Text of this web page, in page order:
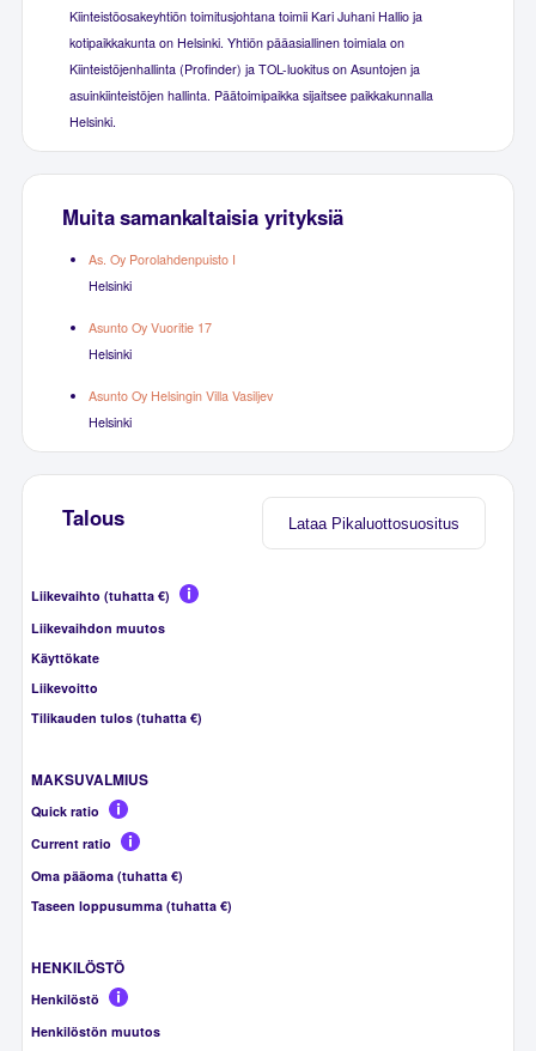
Kiinteistöosakeyhtiön toimitusjohtana toimii Kari Juhani Hallio ja
kotipaikkakunta on Helsinki. Yhtiön pääasiallinen toimiala on
Kiinteistöjenhallinta (Profinder) ja TOL-luokitus on Asuntojen ja
asuinkiinteistöjen hallinta. Päätoimipaikka sijaitsee paikkakunnalla
Helsinki.
Muita samankaltaisia yrityksiä
As. Oy Porolahdenpuisto I
Helsinki
Asunto Oy Vuoritie 17
Helsinki
Asunto Oy Helsingin Villa Vasiljev
Helsinki
Lataa Pikaluottosuositus
Talous
Liikevaihto (tuhatta €)
Liikevaihdon muutos
Käyttökate
Liikevoitto
Tilikauden tulos (tuhatta €)
MAKSUVALMIUS
Quick ratio
Current ratio
Oma pääoma (tuhatta €)
Taseen loppusumma (tuhatta €)
HENKILÖSTÖ
Henkilöstö
Henkilöstön muutos